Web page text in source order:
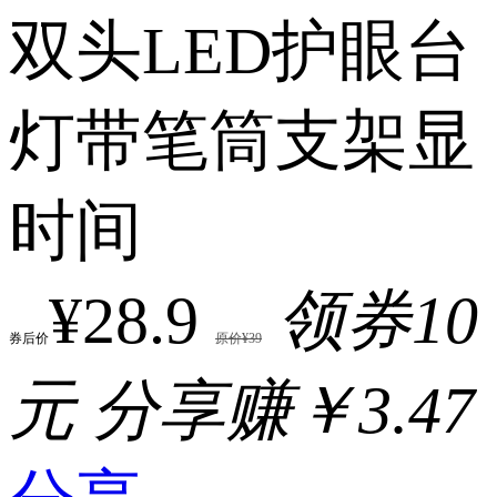
双头LED护眼台
灯带笔筒支架显
时间
券后价¥28.9 原价¥39
领券10
元 分享赚￥3.47